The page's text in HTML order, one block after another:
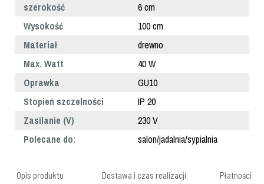
szerokość
6 cm
Wysokość
100 cm
Materiał
drewno
Max. Watt
40 W
Oprawka
GU10
Stopień szczelności
IP 20
Zasilanie (V)
230 V
Polecane do:
salon/jadalnia/sypialnia
Opis produktu Dostawa i czas realizacji Płatności